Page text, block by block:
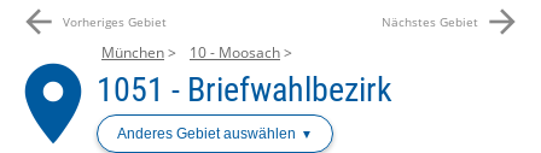
arrow_back Vorheriges Gebiet Nächstes Gebiet arrow_forward
place
München 10 - Moosach
1051 - Briefwahlbezirk
Anderes Gebiet auswählen